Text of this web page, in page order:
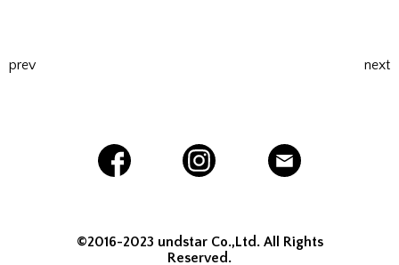
prev next
©2016-2023 undstar Co.,Ltd. All Rights
Reserved.